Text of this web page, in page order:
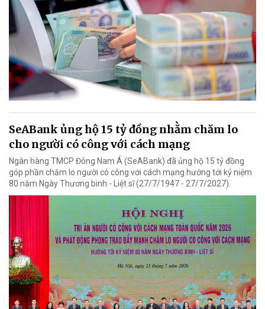
SeABank ủng hộ 15 tỷ đồng nhằm chăm lo
cho người có công với cách mạng
Ngân hàng TMCP Đông Nam Á (SeABank) đã ủng hộ 15 tỷ đồng
góp phần chăm lo người có công với cách mạng hướng tới kỷ niệm
80 năm Ngày Thương binh - Liệt sĩ (27/7/1947 - 27/7/2027).